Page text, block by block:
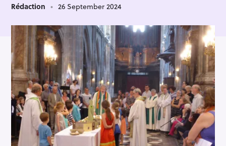
Rédaction 26 September 2024